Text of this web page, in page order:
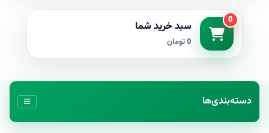
0 سبد خرید شما
0 تومان
دسته‌بندی‌ها